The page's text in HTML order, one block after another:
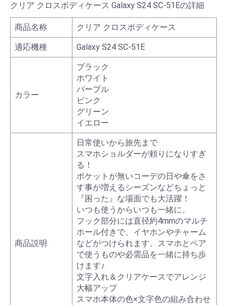
クリア クロスボディケース Galaxy S24 SC-51Eの詳細
商品名称 クリア クロスボディケース
適応機種 Galaxy S24 SC-51E
カラー
ブラック
ホワイト
パープル
ピンク
グリーン
イエロー
商品説明
日常使いから旅先まで
スマホショルダーが頼りになりすぎ
る！
ポケットが無いコーデの日や傘をさ
す事が増えるシーズンなどちょっと
『困った』な場面でも大活躍！
いつも使うからいつも一緒に。
フック部分には直径約4mmのマルチ
ホール付きで、イヤホンやチャーム
などがつけられます。スマホとペア
で使うものや必需品を一緒に持ち歩
けます♪
文字入れ＆クリアケースでアレンジ
大幅アップ
スマホ本体の色×文字色の組み合わせ